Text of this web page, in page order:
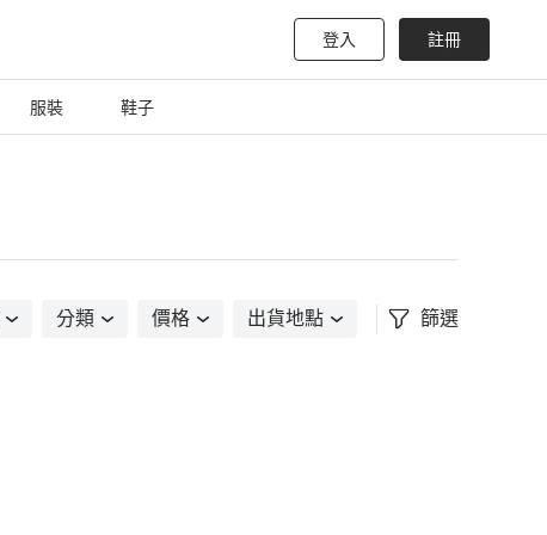
登入 註冊
服裝 鞋子
分類 價格 出貨地點 篩選